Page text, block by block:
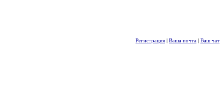
Регистрация | Ваша почта | Ваш чат